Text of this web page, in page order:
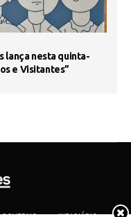
lança nesta quinta-
e Visitantes”